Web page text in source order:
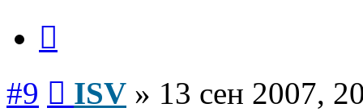
#9 ISV » 13 сен 2007,